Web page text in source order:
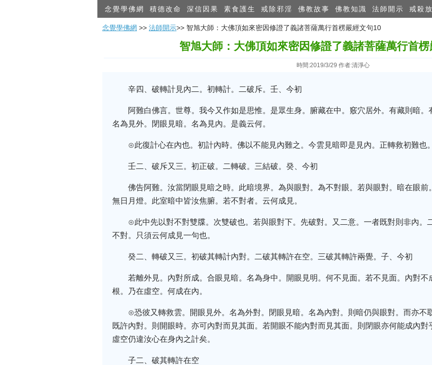
念覺學佛網 積德改命 深信因果 素食護生 戒除邪淫 佛教故事 佛教知識 法師開示 戒殺
念覺學佛網 >> 法師開示>> 智旭大師：大佛頂如來密因修證了義諸菩薩萬行首楞嚴經文句10
智旭大師：大佛頂如來密因修證了義諸菩薩萬行首
時間:2019/3/29 作者:清淨心
辛四、破轉計見內二。初轉計。二破斥。壬、今初
阿難白佛言。世尊。我今又作如是思惟。是眾生身。腑藏在中。竅穴居外。有藏則暗。
名為見外。閉眼見暗。名為見內。是義云何。
⊙此復計心在內也。初計內時。佛以不能見內難之。今雲見暗即是見內。正轉救初難也。
壬二、破斥又三。初正破。二轉破。三結破。癸、今初
佛告阿難。汝當閉眼見暗之時。此暗境界。為與眼對。為不對眼。若與眼對。暗在眼前
無日月燈。此室暗中皆汝焦腑。若不對者。云何成見。
⊙此中先以對不對雙牒。次雙破也。若與眼對下。先破對。又二意。一者既對則非內。
不對。只須云何成見一句也。
癸二、轉破又三。初破其轉計內對。二破其轉許在空。三破其轉許兩覺。子、今初
若離外見。內對所成。合眼見暗。名為身中。開眼見明。何不見面。若不見面。內對
根。乃在虛空。何成在內。
⊙恐彼又轉救雲。開眼見外。名為外對。閉眼見暗。名為內對。則暗仍與眼對。而亦不
既許內對。則開眼時。亦可內對而見其面。若開眼不能內對而見其面。則閉眼亦何能成內
虛空仍違汝心在身內之計矣。
子二、破其轉許在空